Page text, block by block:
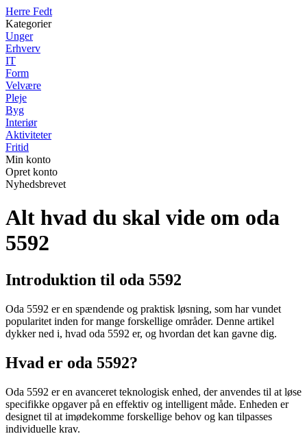
Herre Fedt
Kategorier
Unger
Erhverv
IT
Form
Velvære
Pleje
Byg
Interiør
Aktiviteter
Fritid
Min konto
Opret konto
Nyhedsbrevet
Alt hvad du skal vide om oda
5592
Introduktion til oda 5592
Oda 5592 er en spændende og praktisk løsning, som har vundet
popularitet inden for mange forskellige områder. Denne artikel
dykker ned i, hvad oda 5592 er, og hvordan det kan gavne dig.
Hvad er oda 5592?
Oda 5592 er en avanceret teknologisk enhed, der anvendes til at løse
specifikke opgaver på en effektiv og intelligent måde. Enheden er
designet til at imødekomme forskellige behov og kan tilpasses
individuelle krav.